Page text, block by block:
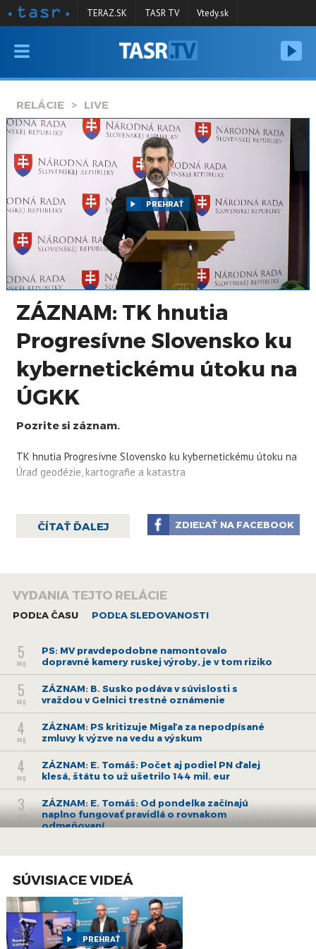
VYSIELANIE
SPRAVODAJSTVO
ARCHÍV
TERAZ.SK TASR TV Vtedy.sk
RELÁCIE LIVE
PREHRAŤ
ZÁZNAM: TK hnutia
Progresívne Slovensko ku
kybernetickému útoku na
ÚGKK
Pozrite si záznam.
TK hnutia Progresívne Slovensko ku kybernetickému útoku na
Úrad geodézie, kartografie a katastra
ČÍTAŤ ĎALEJ ZDIEĽAŤ NA FACEBOOK
VYDANIA TEJTO RELÁCIE
PODĽA ČASU PODĽA SLEDOVANOSTI
5
aug
PS: MV pravdepodobne namontovalo
dopravné kamery ruskej výroby, je v tom riziko
5
aug
ZÁZNAM: B. Susko podáva v súvislosti s
vraždou v Gelnici trestné oznámenie
4
aug
ZÁZNAM: PS kritizuje Migaľa za nepodpísané
zmluvy k výzve na vedu a výskum
4
aug
ZÁZNAM: E. Tomáš: Počet aj podiel PN ďalej
klesá, štátu to už ušetrilo 144 mil. eur
3
aug
ZÁZNAM: E. Tomáš: Od pondelka začínajú
naplno fungovať pravidlá o rovnakom
odmeňovaní
30
30
júl
memorandum o edukácii o zlatom žltnutí
viniča
28
ZÁZNAM: ZMOS urobí s MV i políciou
SÚVISIACE VIDEÁ
PREHRAŤ